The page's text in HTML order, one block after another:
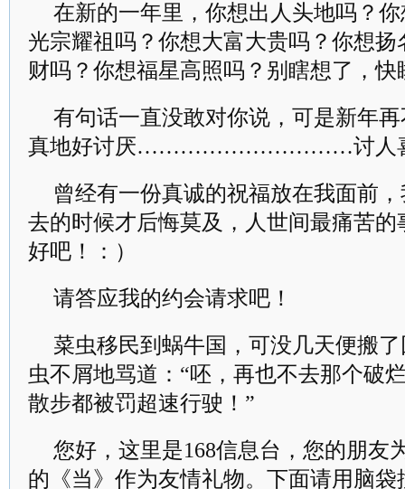
在新的一年里，你想出人头地吗？
光宗耀祖吗？你想大富大贵吗？你想
财吗？你想福星高照吗？别瞎想了，快
有句话一直没敢对你说，可是新年
真地好讨厌…………………………讨人喜
曾经有一份真诚的祝福放在我面前
去的时候才后悔莫及，人世间最痛苦
好吧！：）
请答应我的约会请求吧！
菜虫移民到蜗牛国，可没几天便搬
虫不屑地骂道：“呸，再也不去那个破
散步都被罚超速行驶！”
您好，这里是168信息台，您的朋友
的《当》作为友情礼物。下面请用脑袋